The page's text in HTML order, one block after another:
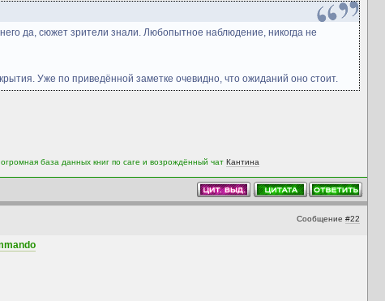
да, сюжет зрители знали. Любопытное наблюдение, никогда не
Уже по приведённой заметке очевидно, что ожиданий оно стоит.
база данных книг по саге и возрождённый чатКантина
Сообщение #22